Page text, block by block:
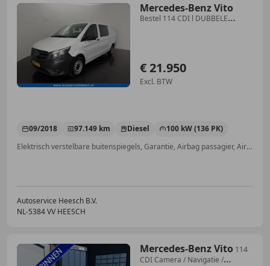
Mercedes-Benz Vito
Bestel 114 CDI l DUBBELE
€ 21.950
Excl. BTW
09/2018 97.149 km Diesel
100 kW (136 PK)
Elektrisch verstelbare buitenspiegels, Garantie, Airbag passagier, Airconditioning, Schuifdeur rechts, Bluetooth, Armsteun, Airbag bestuurder
Autoservice Heesch B.V.
NL-5384 VV HEESCH
Mercedes-Benz Vito 114
CDI Camera / Navigatie /